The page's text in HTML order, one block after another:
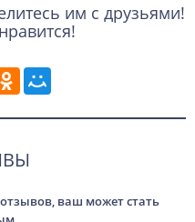
им с друзьями!
ваш может стать